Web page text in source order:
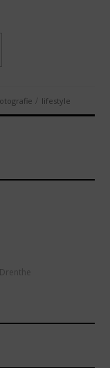
/ lifestyle